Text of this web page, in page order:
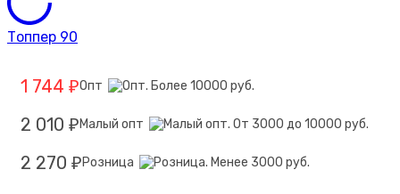
Топпер 90
1 744 ₽Опт
2 010 ₽ Малый опт
2 270 ₽ Розница